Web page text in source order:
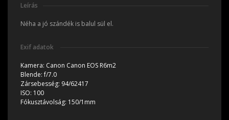
Leírás
Néha a jó szándék is balul sül el.
Exif adatok
Kamera: Canon Canon EOS R6m2
Blende:f/7.0
Zársebesség: 94/62417
ISO: 100
Fókusztávolság: 150/1mm